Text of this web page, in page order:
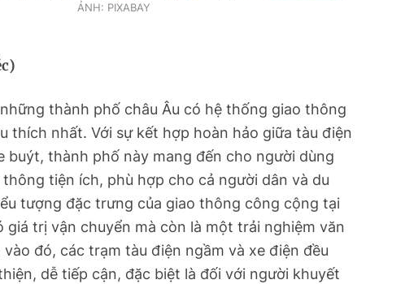
ẢNH: PIXABAY
thành phố châu Âu có hệ thống giao thông
thích nhất. Với sự kết hợp hoàn hảo giữa tàu điện
buýt, thành phố này mang đến cho người dùng
tiện ích, phù hợp cho cả người dân và du
tượng đặc trưng của giao thông công cộng tại
giá trị vận chuyển mà còn là một trải nghiệm văn
đó, các trạm tàu điện ngầm và xe điện đều
dễ tiếp cận, đặc biệt là đối với người khuyết